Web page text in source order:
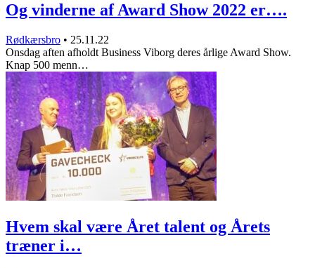
Og vinderne af Award Show 2022 er….
Rødkærsbro • 25.11.22
Onsdag aften afholdt Business Viborg deres årlige Award Show.
Knap 500 menn…
Hvem skal være Året talent og Årets
træner i…